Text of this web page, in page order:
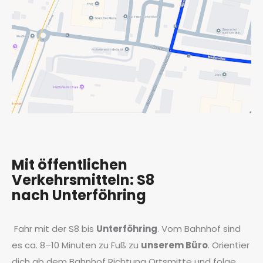
Mit öffentlichen
Verkehrsmitteln: S8
nach Unterföhring
Fahr mit der S8 bis Unterföhring. Vom Bahnhof sind
es ca. 8–10 Minuten zu Fuß zu unserem Büro. Orientier